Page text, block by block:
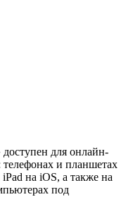
для онлайн-
телефонах и планшетах
на iOS, а также на
под